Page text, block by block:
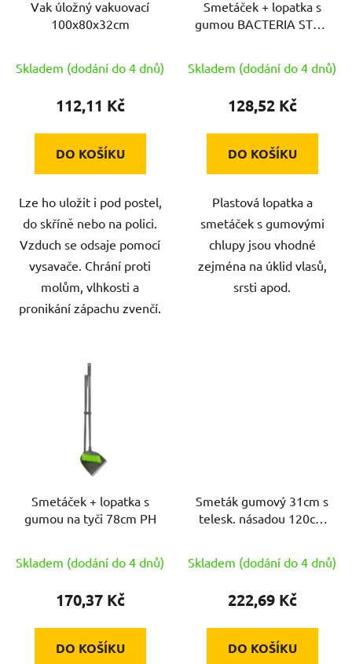
ůk
Vak úložný vakuovací
100x80x32cm
Skladem (dodání do 4 dnů)
112,11 Kč
DO KOŠÍKU
Lze ho uložit i pod postel,
do skříně nebo na polici.
Vzduch se odsaje pomocí
vysavače. Chrání proti
molům, vlhkosti a
pronikání zápachu zvenčí.
Smetáček + lopatka s
gumou BACTERIA STOP
Skladem (dodání do 4 dnů)
128,52 Kč
DO KOŠÍKU
Plastová lopatka a
smetáček s gumovými
chlupy jsou vhodné
zejména na úklid vlasů,
srsti apod.
Smetáček + lopatka s
gumou na tyči 78cm PH
Skladem (dodání do 4 dnů)
170,37 Kč
DO KOŠÍKU
Smeták gumový 31cm s
telesk. násadou 120cm
Skladem (dodání do 4 dnů)
222,69 Kč
DO KOŠÍKU